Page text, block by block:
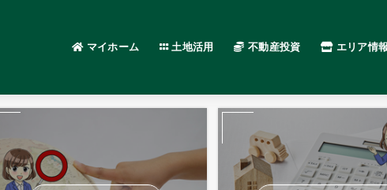
マイホーム 土地活用 不動産投資 エリア情報